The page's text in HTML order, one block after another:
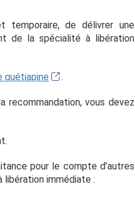
temporaire, de délivrer une
de la spécialité à libération
quétiapine .
recommandation, vous devez
pour le compte d’autres
libération immédiate :